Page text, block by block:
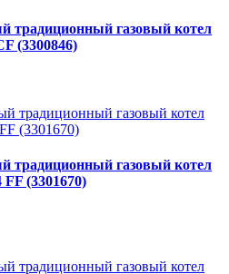
традиционный газовый котел
(3300846)
традиционный газовый котел
(3301670)